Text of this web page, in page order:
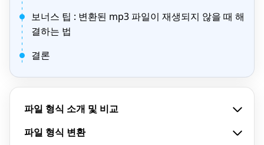
보너스 팁 : 변환된 mp3 파일이 재생되지 않을 때 해
결하는 법
결론
파일 형식 소개 및 비교
파일 형식 변환